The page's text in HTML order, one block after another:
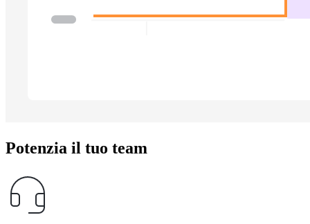
Potenzia il tuo team